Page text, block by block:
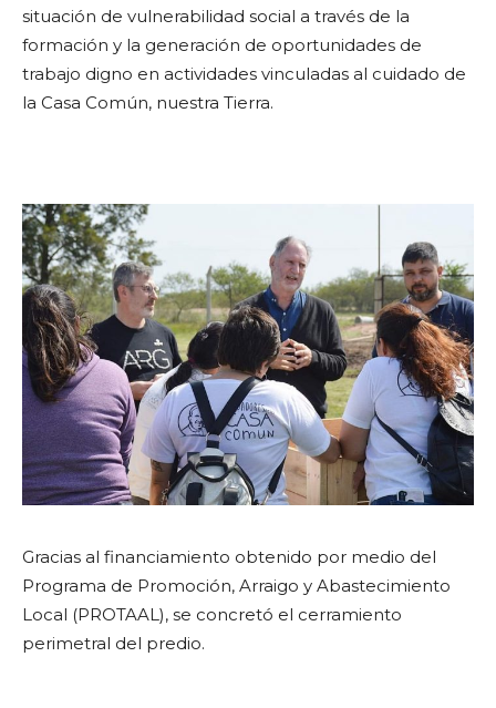
situación de vulnerabilidad social a través de la
formación y la generación de oportunidades de
trabajo digno en actividades vinculadas al cuidado de
la Casa Común, nuestra Tierra.
Gracias al financiamiento obtenido por medio del
Programa de Promoción, Arraigo y Abastecimiento
Local (PROTAAL), se concretó el cerramiento
perimetral del predio.